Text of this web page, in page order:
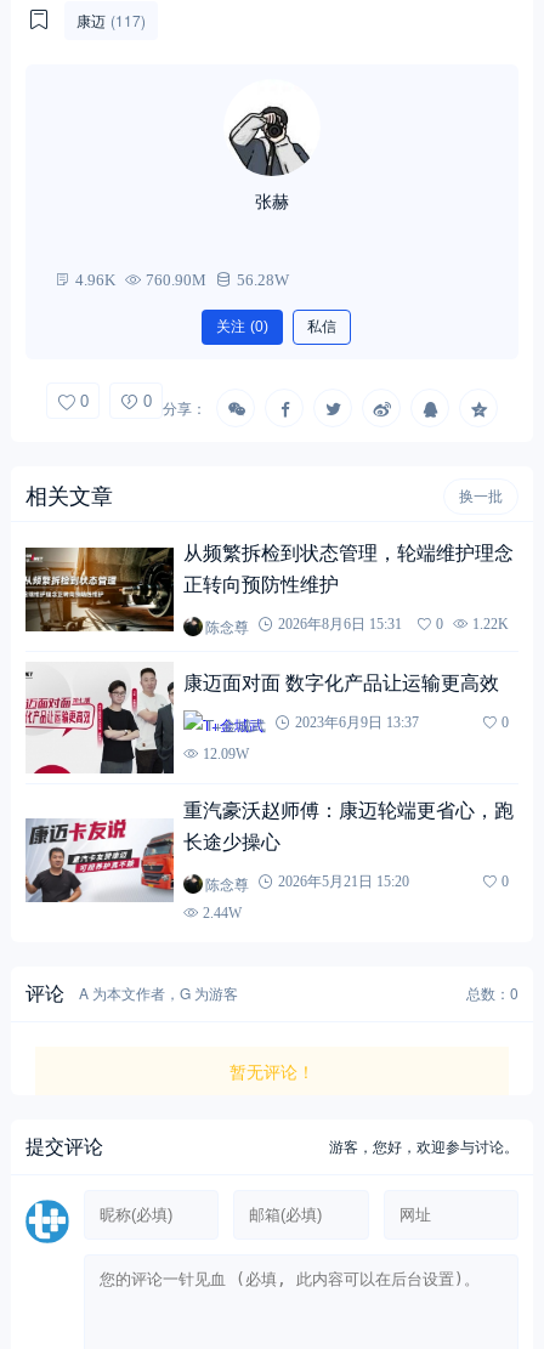
康迈 (117)
张赫
4.96K 760.90M 56.28W
关注 (0) 私信
0 0 分享：
相关文章 换一批
从频繁拆检到状态管理，轮端维护理念
正转向预防性维护
陈念尊 2026年8月6日 15:31 0 1.22K
康迈面对面 数字化产品让运输更高效
T+金城武 2023年6月9日 13:37
0
12.09W
重汽豪沃赵师傅：康迈轮端更省心，跑
长途少操心
陈念尊 2026年5月21日 15:20
0
2.44W
评论 A 为本文作者，G 为游客 总数：0
暂无评论！
提交评论 游客，您好，欢迎参与讨论。